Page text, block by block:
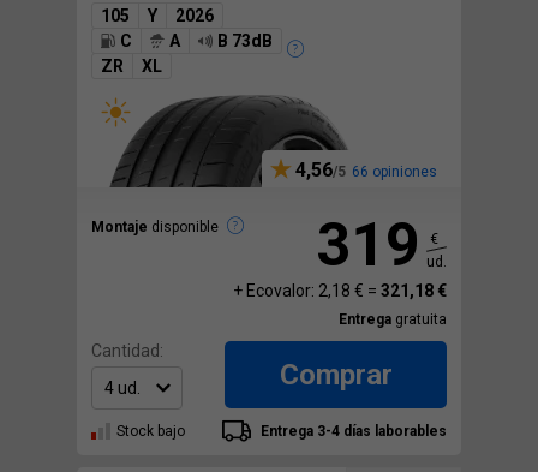
105
Y
2026
C
A
B 73dB
ZR
XL
4,56 66 opiniones
Montaje disponible 319
€
ud.
+ Ecovalor: 2,18 € = 321,18 €
Entrega gratuita
Cantidad:
Comprar
Stock bajo Entrega 3-4 días laborables